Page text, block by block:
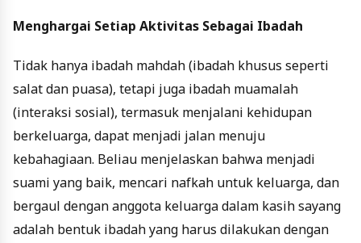
Menghargai Setiap Aktivitas Sebagai Ibadah
Tidak hanya ibadah mahdah (ibadah khusus seperti
salat dan puasa), tetapi juga ibadah muamalah
(interaksi sosial), termasuk menjalani kehidupan
berkeluarga, dapat menjadi jalan menuju
kebahagiaan. Beliau menjelaskan bahwa menjadi
suami yang baik, mencari nafkah untuk keluarga, dan
bergaul dengan anggota keluarga dalam kasih sayang
adalah bentuk ibadah yang harus dilakukan dengan